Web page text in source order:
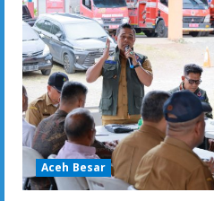
Aceh Besar